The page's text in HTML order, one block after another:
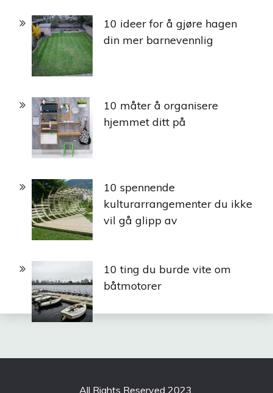
10 ideer for å gjøre hagen
din mer barnevennlig
10 måter å organisere
hjemmet ditt på
10 spennende
kulturarrangementer du ikke
vil gå glipp av
10 ting du burde vite om
båtmotorer
All Rights Reserved 2023.